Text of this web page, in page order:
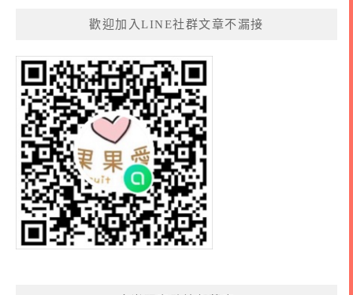
歡迎加入LINE社群文章不漏接